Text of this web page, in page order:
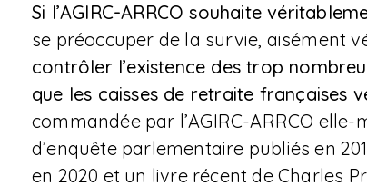
Si l’AGIRC-ARRCO souhaite
se préoccuper de la survie, aisément
contrôler l’existence des trop
que les caisses de retraite françaises
commandée par l’AGIRC-ARRCO
d’enquête parlementaire publiés en
en 2020 et un livre récent de Charles